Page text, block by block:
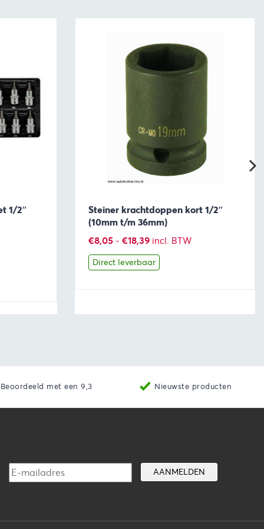
1/2″
Steiner krachtdoppen kort 1/2″
(10mm t/m 36mm)
€8,05 - €18,39Prijsklasse:
€8,05
tot
€18,39
incl. BTW
Direct leverbaar
Beoordeeld met een 9,3 Nieuwste producten